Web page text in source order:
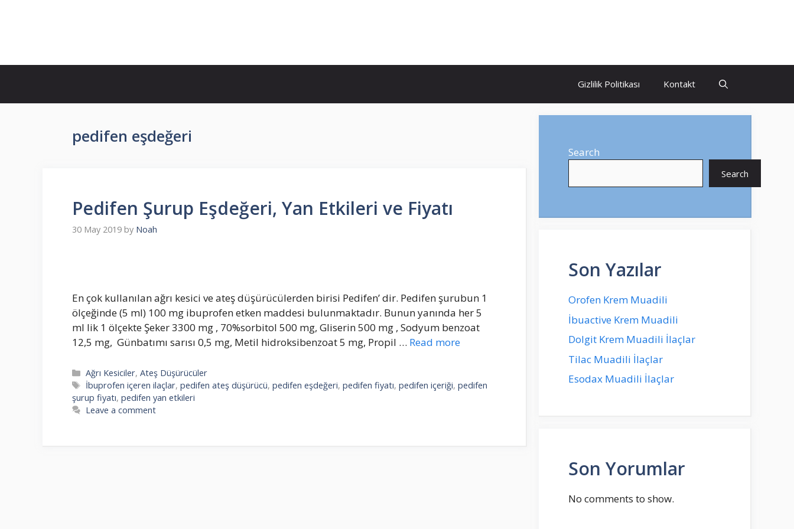
Gizlilik Politikası Kontakt
pedifen eşdeğeri
Pedifen Şurup Eşdeğeri, Yan Etkileri ve Fiyatı
30 May 2019 by Noah
En çok kullanılan ağrı kesici ve ateş düşürücülerden birisi Pedifen’ dir. Pedifen şurubun 1
ölçeğinde (5 ml) 100 mg ibuprofen etken maddesi bulunmaktadır. Bunun yanında her 5
ml lik 1 ölçekte Şeker 3300 mg , 70%sorbitol 500 mg, Gliserin 500 mg , Sodyum benzoat
12,5 mg, Günbatımı sarısı 0,5 mg, Metil hidroksibenzoat 5 mg, Propil … Read more
Categories
Ağrı Kesiciler,Ateş Düşürücüler
Tags
İbuprofen içeren ilaçlar,pedifen ateş düşürücü,pedifen eşdeğeri,pedifen fiyatı,pedifen içeriği,pedifen
şurup fiyatı, pedifen yan etkileri
Leave a comment
Search
Search
Son Yazılar
Orofen Krem Muadili
İbuactive Krem Muadili
Dolgit Krem Muadili İlaçlar
Tilac Muadili İlaçlar
Esodax Muadili İlaçlar
Son Yorumlar
No comments to show.